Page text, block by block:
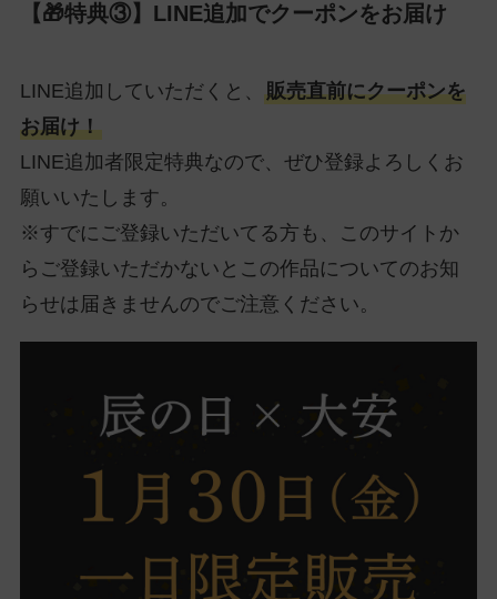
【🎁特典③】LINE追加でクーポンをお届け
LINE追加していただくと、 販売直前にクーポンを
お届け！
LINE追加者限定特典なので、ぜひ登録よろしくお
願いいたします。
※すでにご登録いただいてる方も、このサイトか
らご登録いただかないとこの作品についてのお知
らせは届きませんのでご注意ください。